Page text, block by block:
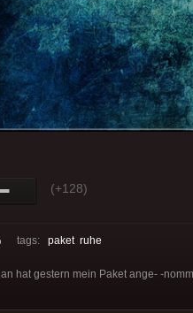
(+128)
tags: paket ruhe
hat gestern mein Paket ange- -